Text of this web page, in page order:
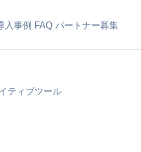
入事例 FAQ パートナー募集
ティブツール